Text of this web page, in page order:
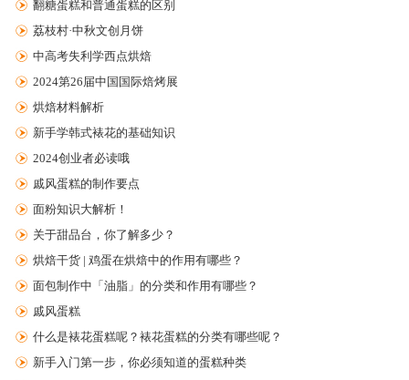
翻糖蛋糕和普通蛋糕的区别
荔枝村·中秋文创月饼
中高考失利学西点烘焙
2024第26届中国国际焙烤展
烘焙材料解析
新手学韩式裱花的基础知识
2024创业者必读哦
戚风蛋糕的制作要点
面粉知识大解析！
关于甜品台，你了解多少？
烘焙干货 | 鸡蛋在烘焙中的作用有哪些？
面包制作中「油脂」的分类和作用有哪些？
戚风蛋糕
什么是裱花蛋糕呢？裱花蛋糕的分类有哪些呢？
新手入门第一步，你必须知道的蛋糕种类